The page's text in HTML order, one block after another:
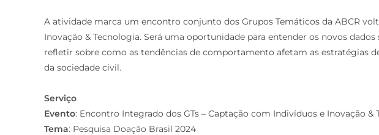
A atividade marca um encontro conjunto dos Grupos Temáticos da ABCR
Inovação & Tecnologia. Será uma oportunidade para entender os novos
refletir sobre como as tendências de comportamento afetam as estratégias
da sociedade civil.
Serviço
Evento: Encontro Integrado dos GTs – Captação com Indivíduos e Inovação &
Tema: Pesquisa Doação Brasil 2024